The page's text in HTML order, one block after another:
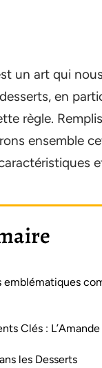
un art qui
en
règle.
ensemble
emblématiques
Clés : L’Amande
les Desserts